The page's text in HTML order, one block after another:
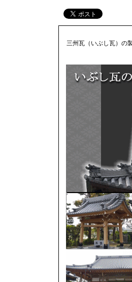
三州瓦（いぶし瓦）の